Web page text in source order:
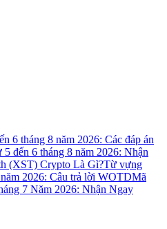
thụ động
6 tháng 8 năm 2026: Các đáp án
đến 6 tháng 8 năm 2026: Nhận
(XST) Crypto Là Gì?Từ vựng
2026: Câu trả lời WOTDMã
7 Năm 2026: Nhận Ngay